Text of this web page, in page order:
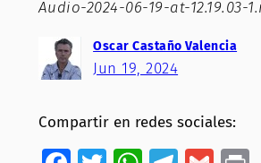
Audio-2024-06-19-at-12.19.03-
Oscar Castaño Valencia
Jun 19, 2024
Compartir en redes sociales: